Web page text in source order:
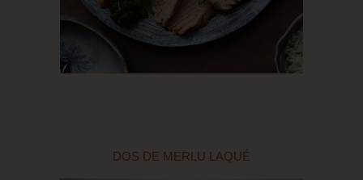
DOS DE MERLU LAQUÉ